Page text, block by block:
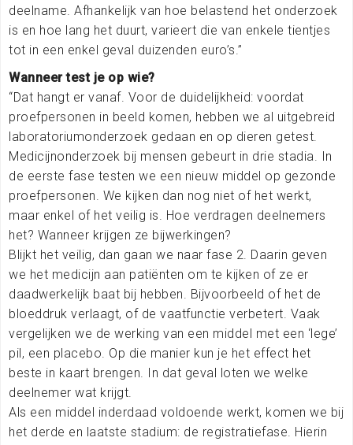
deelname. Afhankelijk van hoe belastend het onderzoek
is en hoe lang het duurt, varieert die van enkele tientjes
tot in een enkel geval duizenden euro’s.”
Wanneer test je op wie?
“Dat hangt er vanaf. Voor de duidelijkheid: voordat
proefpersonen in beeld komen, hebben we al uitgebreid
laboratoriumonderzoek gedaan en op dieren getest.
Medicijnonderzoek bij mensen gebeurt in drie stadia. In
de eerste fase testen we een nieuw middel op gezonde
proefpersonen. We kijken dan nog niet of het werkt,
maar enkel of het veilig is. Hoe verdragen deelnemers
het? Wanneer krijgen ze bijwerkingen?
Blijkt het veilig, dan gaan we naar fase 2. Daarin geven
we het medicijn aan patiënten om te kijken of ze er
daadwerkelijk baat bij hebben. Bijvoorbeeld of het de
bloeddruk verlaagt, of de vaatfunctie verbetert. Vaak
vergelijken we de werking van een middel met een ‘lege’
pil, een placebo. Op die manier kun je het effect het
beste in kaart brengen. In dat geval loten we welke
deelnemer wat krijgt.
Als een middel inderdaad voldoende werkt, komen we bij
het derde en laatste stadium: de registratiefase. Hierin